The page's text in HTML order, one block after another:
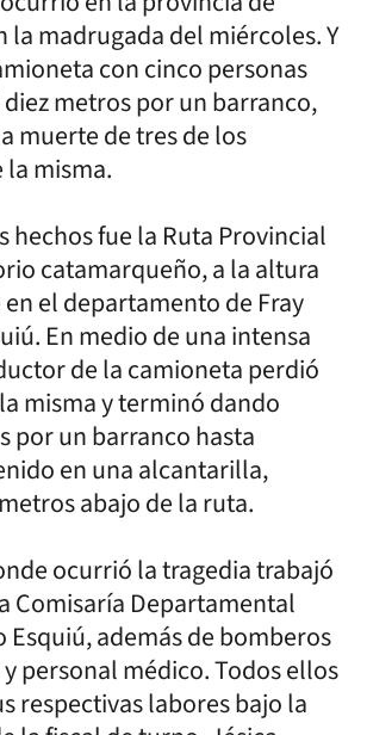
la madrugada del miércoles. Y
con cinco personas
metros por un barranco,
muerte de tres de los
misma.
hechos fue la Ruta Provincial
catamarqueño, a la altura
el departamento de Fray
En medio de una intensa
de la camioneta perdió
misma y terminó dando
por un barranco hasta
en una alcantarilla,
abajo de la ruta.
ocurrió la tragedia trabajó
Comisaría Departamental
Esquiú, además de bomberos
y personal médico. Todos ellos
respectivas labores bajo la